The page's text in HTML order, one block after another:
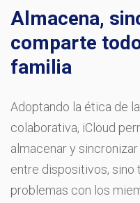
Almacena,
comparte
familia
Adoptando la ética de
colaborativa, iCloud
almacenar y
entre dispositivos, sino
problemas con los